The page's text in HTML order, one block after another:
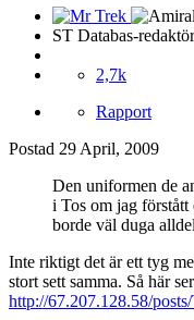
ST Databas-
2,7k
Rapport
Postad 29 April, 2009
Den uniformen de
i Tos om jag förstått
borde väl duga
Inte riktigt det är ett tyg
stort sett samma. Så här
http://67.207.128.58/